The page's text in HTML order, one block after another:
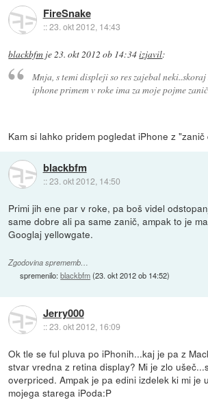
FireSnake
::23. okt 2012, 14:43
blackbfm je23. okt 2012 ob 14:34izjavil:
Mnja, s temi displeji so res zajebal
iphone primem v roke ima za moje pojme
Kam si lahko pridem pogledat iPhone z "zanič
blackbfm
::23. okt 2012, 14:50
Primi jih ene par v roke, pa boš videl
same dobre ali pa same zanič, ampak to je
Googlaj yellowgate.
Zgodovina sprememb…
spremenilo:blackbfm(23. okt 2012 ob 14:52)
Jerry000
::23. okt 2012, 16:09
Ok tle se ful pluva po iPhonih...kaj je pa z
stvar vredna z retina display? Mi je zlo
overpriced. Ampak je pa edini izdelek ki mi je
mojega starega iPoda:P